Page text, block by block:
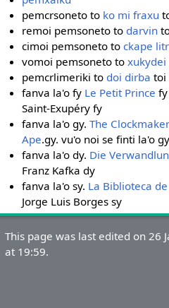
pemcrsoneto to ko mi fraxu
remoi pemsoneto to darvin
cimoi pemsoneto tockape
vomoi pemsoneto toxukydei
pemcrlimeriki to doi dirba toi
fanva la'o fy Le Petit Prince
Saint-Exupéry fy
fanva la'o gy.The Clockmaker
Ape.gy. vu'o noi se finti la'o
fanva la'o dy. Die
Franz Kafka dy
fanva la'o sy. La Biblioteca
Jorge Luis Borges sy
This page was last edited on 26
at 19:59.